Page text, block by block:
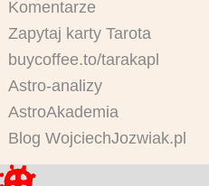
Komentarze
Zapytaj karty Tarota
buycoffee.to/tarakapl
Astro-analizy
AstroAkademia
Blog WojciechJozwiak.pl